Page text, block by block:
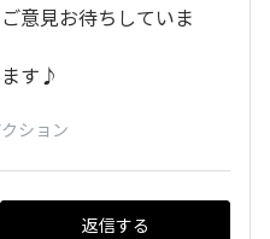
意見お待ちしていま
す♪
ション
返信する